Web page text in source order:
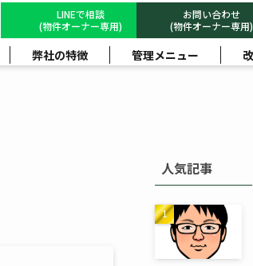
LINEで相談
(物件オーナー専用)
お問い合わせ
(物件オーナー専用)
弊社の特徴 管理メニュー
人気記事